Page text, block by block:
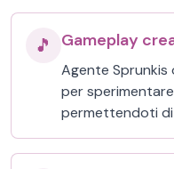
🎵 Gameplay
Agente
per
permettendoti